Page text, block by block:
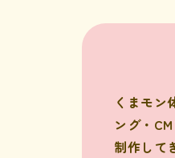
くまモン
ング・
制作して